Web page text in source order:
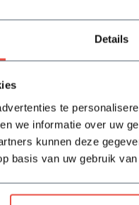
Details
te
we informatie over uw
kunnen deze
basis van uw gebruik